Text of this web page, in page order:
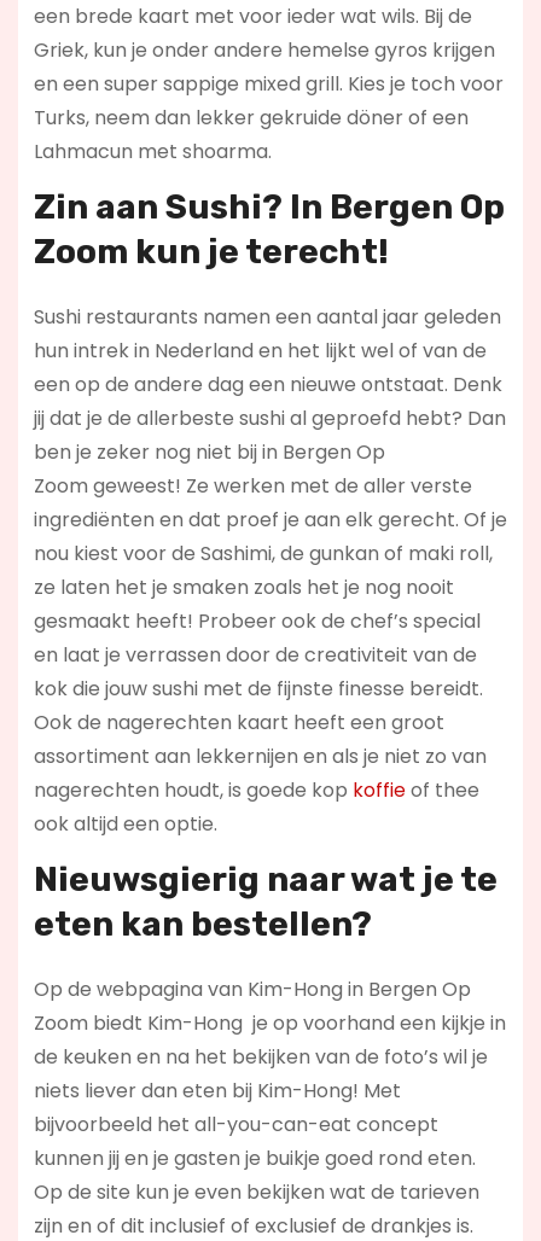
een brede kaart met voor ieder wat wils. Bij de
Griek, kun je onder andere hemelse gyros krijgen
en een super sappige mixed grill. Kies je toch voor
Turks, neem dan lekker gekruide döner of een
Lahmacun met shoarma.
Zin aan Sushi? In Bergen Op
Zoom kun je terecht!
Sushi restaurants namen een aantal jaar geleden
hun intrek in Nederland en het lijkt wel of van de
een op de andere dag een nieuwe ontstaat. Denk
jij dat je de allerbeste sushi al geproefd hebt? Dan
ben je zeker nog niet bij in Bergen Op
Zoom geweest! Ze werken met de aller verste
ingrediënten en dat proef je aan elk gerecht. Of je
nou kiest voor de Sashimi, de gunkan of maki roll,
ze laten het je smaken zoals het je nog nooit
gesmaakt heeft! Probeer ook de chef’s special
en laat je verrassen door de creativiteit van de
kok die jouw sushi met de fijnste finesse bereidt.
Ook de nagerechten kaart heeft een groot
assortiment aan lekkernijen en als je niet zo van
nagerechten houdt, is goede kop koffieof thee
ook altijd een optie.
Nieuwsgierig naar wat je te
eten kan bestellen?
Op de webpagina van Kim-Hong in Bergen Op
Zoom biedt Kim-Hong je op voorhand een kijkje in
de keuken en na het bekijken van de foto’s wil je
niets liever dan eten bij Kim-Hong! Met
bijvoorbeeld het all-you-can-eat concept
kunnen jij en je gasten je buikje goed rond eten.
Op de site kun je even bekijken wat de tarieven
zijn en of dit inclusief of exclusief de drankjes is.